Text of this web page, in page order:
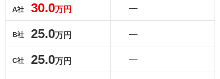
A社 30.0万円
B社 25.0万円
C社 25.0万円
―
―
―